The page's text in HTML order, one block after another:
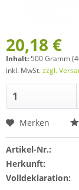
20,18 €
Inhalt: 500 Gramm
inkl. MwSt.zzgl.
Merken
Artikel-Nr.:
Herkunft:
Volldeklaration: